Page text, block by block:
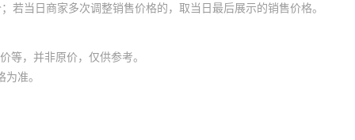
当日商家多次调整销售价格的，取当日最后展示的销售价格。
等，并非原价，仅供参考。
准。